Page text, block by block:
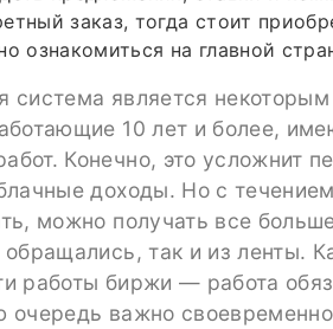
заказ, тогда стоит
ознакомиться на главной
система является
10 лет и более,
Конечно, это усложнит
доходы. Но с
можно получать все
так и из ленты.
работы биржи — работа
важно